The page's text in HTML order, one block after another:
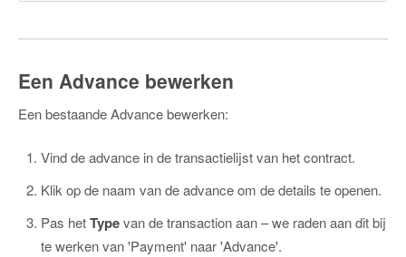
Een Advance bewerken
Een bestaande Advance bewerken:
Vind de advance in de transactielijst van het contract.
Klik op de naam van de advance om de details te openen.
Pas hetTypevan de transaction aan – we raden aan dit bij
te werken van 'Payment' naar 'Advance'.